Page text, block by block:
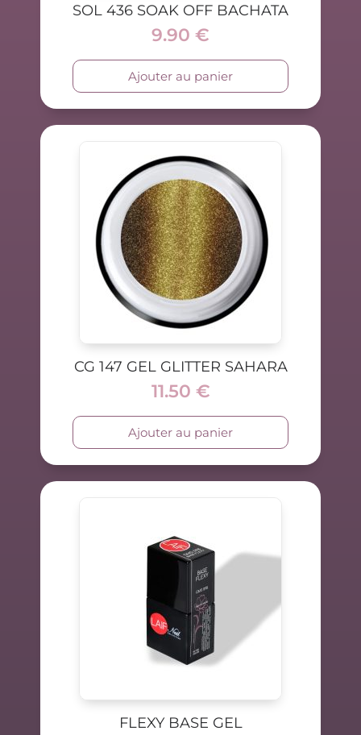
SOL 436 SOAK OFF BACHATA
9.90 €
Ajouter au panier
CG 147 GEL GLITTER SAHARA
11.50 €
Ajouter au panier
FLEXY BASE GEL